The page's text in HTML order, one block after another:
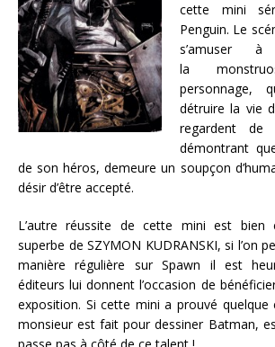
cette mini
Penguin. Le
s’amuser
la
personnage,
détruire la vie
regardent
démontrant
de son héros, demeure un soupçon
désir d’être accepté.
L’autre réussite de cette mini est bien
superbe de SZYMON KUDRANSKI, si l’on
manière régulière sur Spawn il est
éditeurs lui donnent l’occasion de
exposition. Si cette mini a prouvé quelque
monsieur est fait pour dessiner Batman,